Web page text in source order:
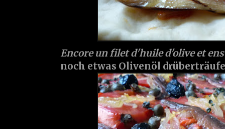
Encore un filet d'huile d'olive et
noch etwas Olivenöl